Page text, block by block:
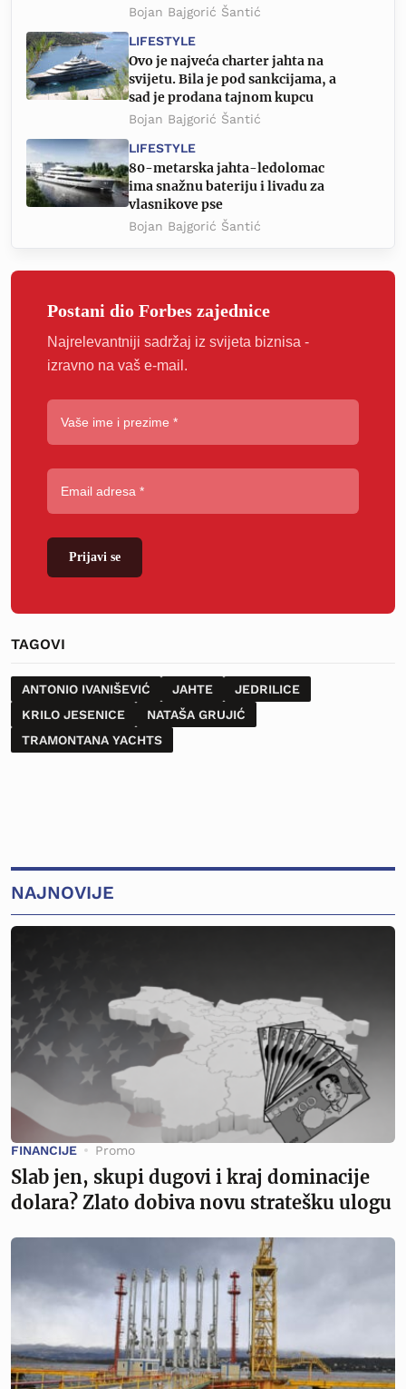
Bojan Bajgorić Šantić
LIFESTYLE
Ovo je najveća charter jahta na
svijetu. Bila je pod sankcijama, a
sad je prodana tajnom kupcu
Bojan Bajgorić Šantić
LIFESTYLE
80-metarska jahta-ledolomac
ima snažnu bateriju i livadu za
vlasnikove pse
Bojan Bajgorić Šantić
Postani dio Forbes zajednice
Najrelevantniji sadržaj iz svijeta biznisa -
izravno na vaš e-mail.
Prijavi se
TAGOVI
ANTONIO IVANIŠEVIĆ JAHTE
JEDRILICE
KRILO JESENICE
NATAŠA GRUJIĆ
TRAMONTANA YACHTS
NAJNOVIJE
FINANCIJE Promo
Slab jen, skupi dugovi i kraj dominacije
dolara? Zlato dobiva novu stratešku ulogu